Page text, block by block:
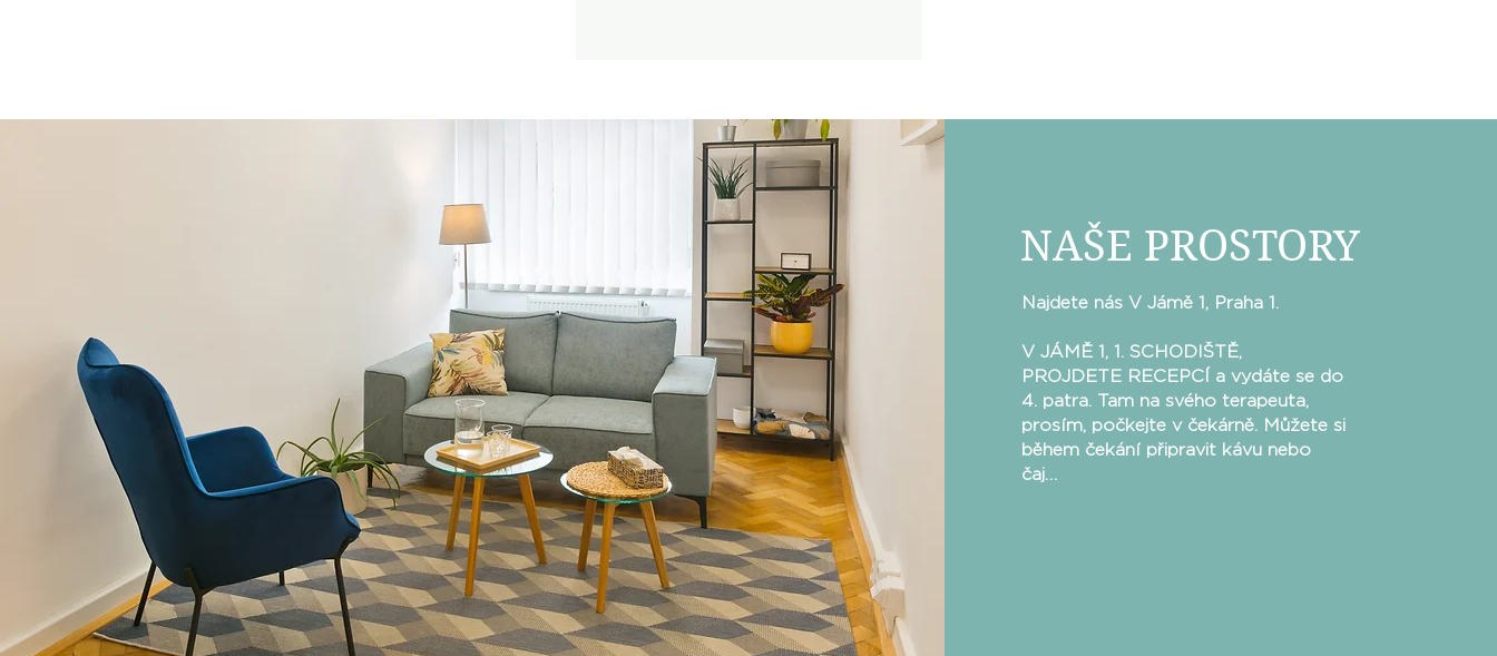
NAŠE PROSTORY
Najdete nás V Jámě 1, Praha 1.
V JÁMĚ 1, 1. SCHODIŠTĚ,
PROJDETE RECEPCÍ a vydáte se do
4. patra. Tam na svého terapeuta,
prosím, počkejte v čekárně. Můžete si
během čekání připravit kávu nebo
čaj…